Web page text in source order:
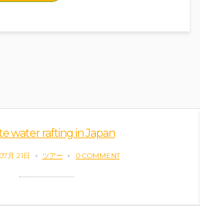
water rafting in Japan
月 21日 ツアー 0 COMMENT